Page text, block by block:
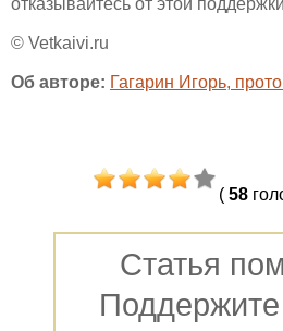
© Vetkaivi.ru
Об авторе: Гагарин Игорь,
( 58
Статья